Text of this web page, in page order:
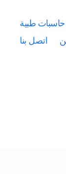
حاسبات طبية
اتصل بنا